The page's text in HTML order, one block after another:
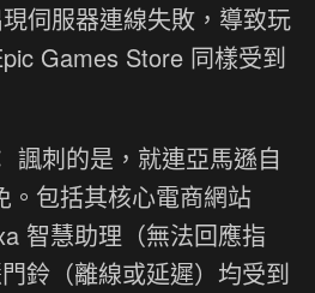
伺服器連線失敗，導致玩
Games Store 同樣受到
諷刺的是，就連亞馬遜自
。包括其核心電商網站
智慧助理（無法回應指
鈴（離線或延遲）均受到